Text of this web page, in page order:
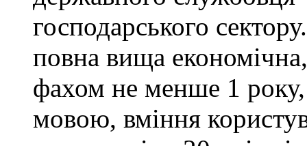
господарського
повна вища
фахом не менше 1
мовою, вміння